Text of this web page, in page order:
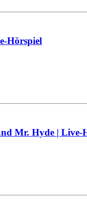
Hörspiel
Mr. Hyde | Live-